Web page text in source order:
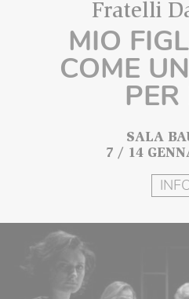
Fratelli
MIO
COME
PER
SALA
7 / 14